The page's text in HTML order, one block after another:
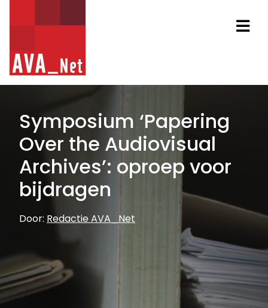
AVA_NET
Symposium ‘Papering
Over the Audiovisual
Archives’: oproep voor
bijdragen
Door: Redactie AVA_Net